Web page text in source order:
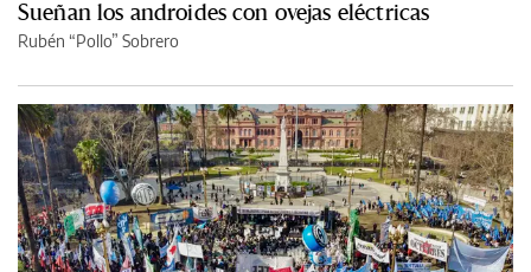
Sueñan los androides con ovejas eléctricas
Rubén “Pollo” Sobrero